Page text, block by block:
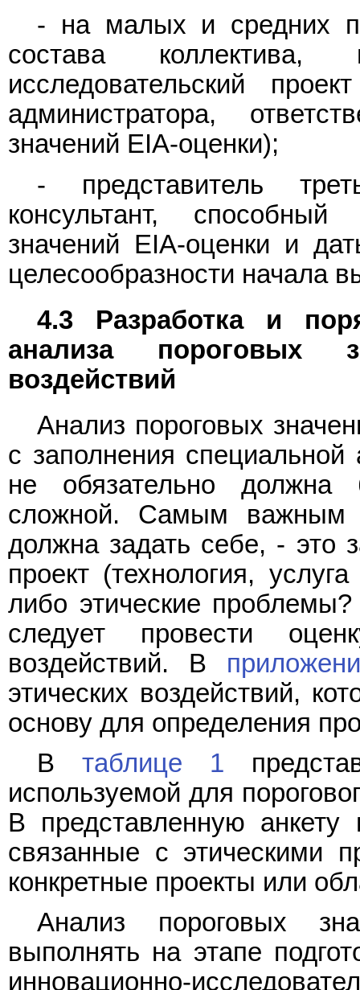
- на малых и средних
состава коллектива,
исследовательский
администратора,
значений EIA-оценки);
- представитель
консультант,
значений EIA-оценки и
целесообразности начала
4.3 Разработка и
анализа пороговых
воздействий
Анализ пороговых
с заполнения специальной
не обязательно должна
сложной. Самым важным
должна задать себе, - это
проект (технология,
либо этические
следует провести
воздействий. В
этических воздействий,
основу для определения
В таблице 1
используемой для
В представленную анкету
связанные с этическими
конкретные проекты или
Анализ пороговых
выполнять на этапе
инновационно-